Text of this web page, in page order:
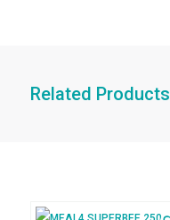
Related Products